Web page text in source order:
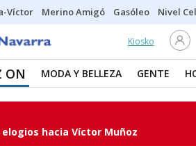
Víctor Merino Amigó Gasóleo Nivel
Kiosko
ON MODA Y BELLEZA GENTE
hacia Víctor Muñoz